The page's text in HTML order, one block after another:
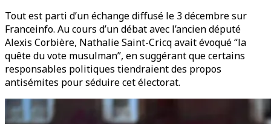
Tout est parti d’un échange diffusé le 3 décembre sur
Franceinfo. Au cours d’un débat avec l’ancien député
Alexis Corbière, Nathalie Saint-Cricq avait évoqué “la
quête du vote musulman”, en suggérant que certains
responsables politiques tiendraient des propos
antisémites pour séduire cet électorat.